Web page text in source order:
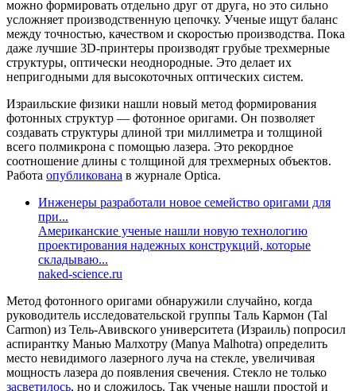
можно формировать отдельно друг от друга, но это сильно
усложняет производственную цепочку. Ученые ищут баланс
между точностью, качеством и скоростью производства. Пока
даже лучшие 3D-принтеры производят грубые трехмерные
структуры, оптически неоднородные. Это делает их
непригодными для высокоточных оптических систем.
Израильские физики нашли новый метод формирования
фотонных структур — фотонное оригами. Он позволяет
создавать структуры длиной три миллиметра и толщиной
всего полмикрона с помощью лазера. Это рекордное
соотношение длины с толщиной для трехмерных объектов.
Работа опубликована в журнале Optica.
Инженеры разработали новое семейство оригами для
при...
Американские ученые нашли новую технологию
проектирования надежных конструкций, которые
складываю...
naked-science.ru
Метод фотонного оригами обнаружили случайно, когда
руководитель исследовательской группы Таль Кармон (Tal
Carmon) из Тель-Авивского университета (Израиль) попросил
аспирантку Манью Малхотру (Manya Malhotra) определить
место невидимого лазерного луча на стекле, увеличивая
мощность лазера до появления свечения. Стекло не только
засветилось, но и сложилось. Так ученые нашли простой и